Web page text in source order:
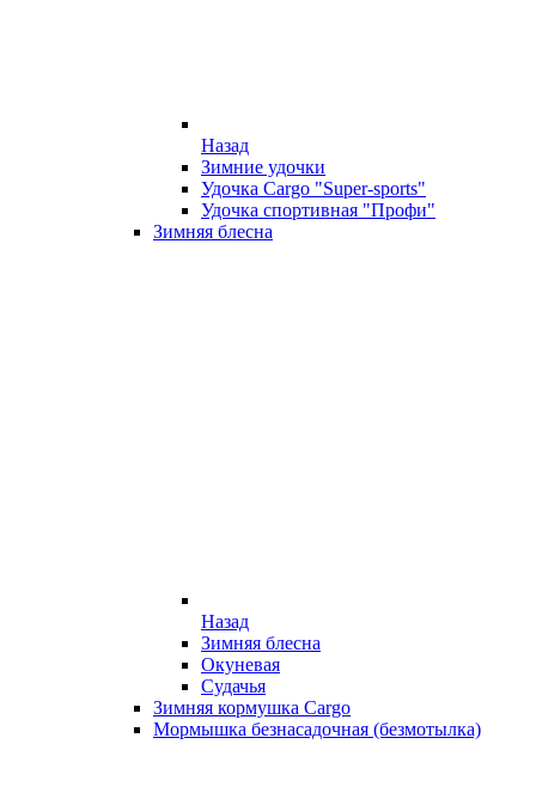
Назад
Зимние удочки
Удочка Cargo "Super-sports"
Удочка спортивная "Профи"
Зимняя блесна
Назад
Зимняя блесна
Окуневая
Судачья
Зимняя кормушка Cargo
Мормышка безнасадочная (безмотылка)